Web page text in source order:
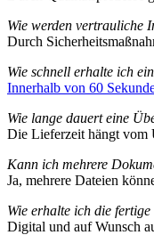
Wie werden vertrauliche
Durch
Wie schnell erhalte ich
Innerhalb von 60
Wie lange dauert eine
Die Lieferzeit hängt vom
Kann ich mehrere
Ja, mehrere Dateien
Wie erhalte ich die
Digital und auf Wunsch